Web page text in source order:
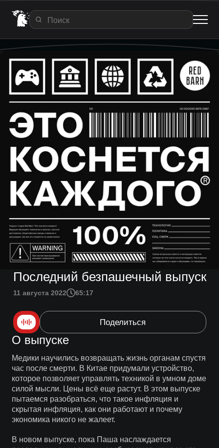
Последний безпашечный выпуск
11 августа 2022 65:17
Поделиться
О выпуске
Медики научились возвращать жизнь органам спустя
час после смерти. В Китае придумали устройство,
которое позволяет управлять техникой в умном доме
силой мысли. Цены всё еще растут. В этом выпуске
пытаемся разобраться, что такое инфляция и
скрытая инфляция, как они работают и почему
экономика никого не жалеет.
В новом выпуске, пока Паша наслаждается